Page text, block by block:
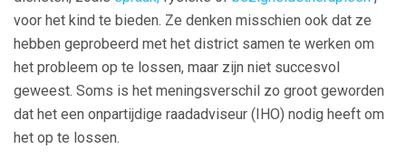
voor het kind te bieden. Ze denken misschien ook dat ze
hebben geprobeerd met het district samen te werken om
het probleem op te lossen, maar zijn niet succesvol
geweest. Soms is het meningsverschil zo groot geworden
dat het een onpartijdige raadadviseur (IHO) nodig heeft om
het op te lossen.